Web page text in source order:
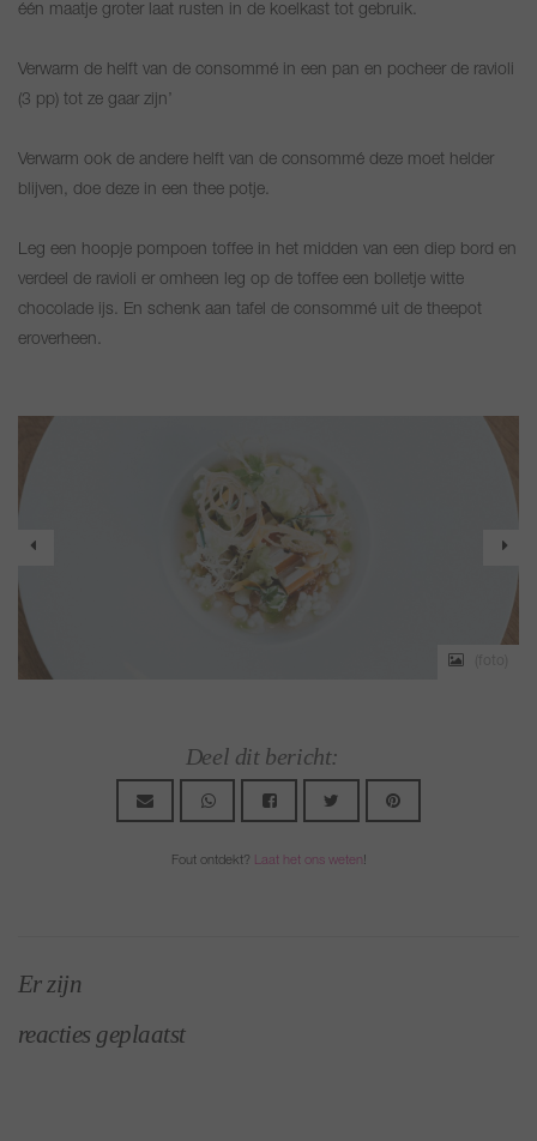
één maatje groter laat rusten in de koelkast tot gebruik.
Verwarm de helft van de consommé in een pan en pocheer de ravioli
(3 pp) tot ze gaar zijn’
Verwarm ook de andere helft van de consommé deze moet helder
blijven, doe deze in een thee potje.
Leg een hoopje pompoen toffee in het midden van een diep bord en
verdeel de ravioli er omheen leg op de toffee een bolletje witte
chocolade ijs. En schenk aan tafel de consommé uit de theepot
eroverheen.
Deel dit bericht:
Fout ontdekt? Laat het ons weten!
Er zijn
reacties geplaatst